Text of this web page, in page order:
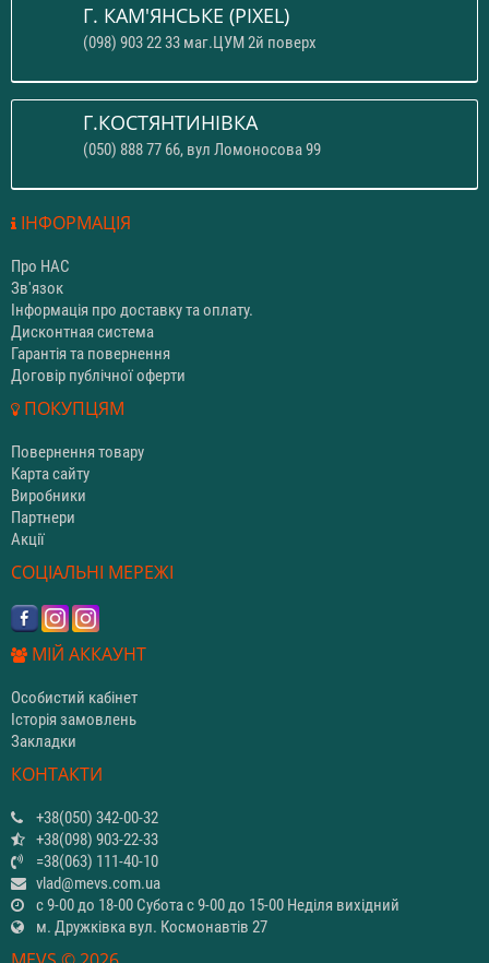
Г. КАМ'ЯНСЬКЕ (PIXEL)
(098) 903 22 33 маг.ЦУМ 2й поверх
Г.КОСТЯНТИНІВКА
(050) 888 77 66, вул Ломоносова 99
ІНФОРМАЦІЯ
Про НАС
Зв'язок
Інформація про доставку та оплату.
Дисконтная система
Гарантія та повернення
Договір публічної оферти
ПОКУПЦЯМ
Повернення товару
Карта сайту
Виробники
Партнери
Акції
СОЦІАЛЬНІ МЕРЕЖІ
МІЙ АККАУНТ
Особистий кабінет
Історія замовлень
Закладки
КОНТАКТИ
+38(050) 342-00-32
+38(098) 903-22-33
=38(063) 111-40-10
vlad@mevs.com.ua
с 9-00 до 18-00 Субота с 9-00 до 15-00 Неділя вихідний
м. Дружківка вул. Космонавтів 27